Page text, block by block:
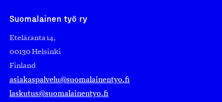
Suomalainen työ ry
Eteläranta 14,
00130 Helsinki
Finland
asiakaspalvelu@suomalainentyo.fi
laskutus@suomalainentyo.fi